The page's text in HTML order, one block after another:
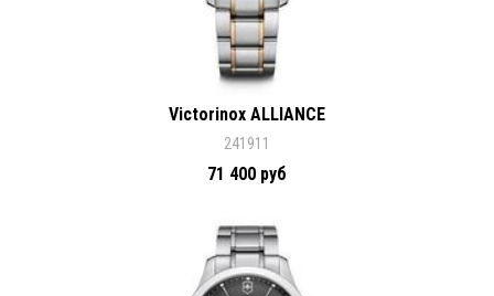
Victorinox ALLIANCE
241911
71 400 руб